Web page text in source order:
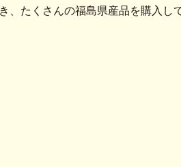
、たくさんの福島県産品を購入し